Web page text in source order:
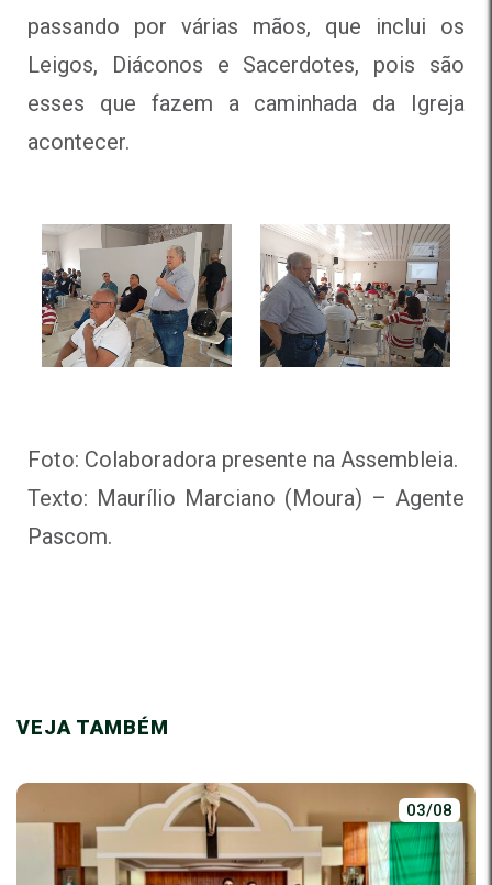
passando por várias mãos, que inclui os
Leigos, Diáconos e Sacerdotes, pois são
esses que fazem a caminhada da Igreja
acontecer.
Foto: Colaboradora presente na Assembleia.
Texto: Maurílio Marciano (Moura) – Agente
Pascom.
VEJA TAMBÉM
03/08